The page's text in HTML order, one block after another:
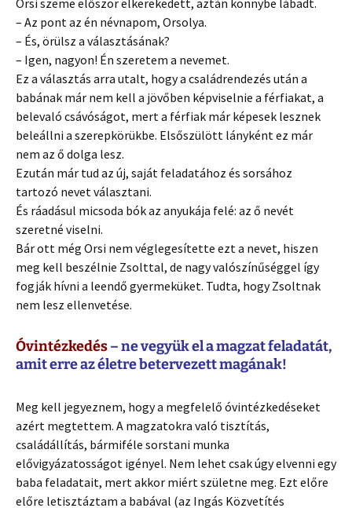
Orsi szeme először elkerekedett, aztán könnybe lábadt.
– Az pont az én névnapom, Orsolya.
– És, örülsz a választásának?
– Igen, nagyon! Én szeretem a nevemet.
Ez a választás arra utalt, hogy a családrendezés után a
babának már nem kell a jövőben képviselnie a férfiakat, a
belevaló csávóságot, mert a férfiak már képesek lesznek
beleállni a szerepkörükbe. Elsőszülött lányként ez már
nem az ő dolga lesz.
Ezután már tud az új, saját feladatához és sorsához
tartozó nevet választani.
És ráadásul micsoda bók az anyukája felé: az ő nevét
szeretné viselni.
Bár ott még Orsi nem véglegesítette ezt a nevet, hiszen
meg kell beszélnie Zsolttal, de nagy valószínűséggel így
fogják hívni a leendő gyermeküket. Tudta, hogy Zsoltnak
nem lesz ellenvetése.
Óvintézkedés– ne vegyük el a magzat feladatát,
amit erre az életre betervezett magának!
Meg kell jegyeznem, hogy a megfelelő óvintézkedéseket
azért megtettem. A magzatokra való tisztítás,
családállítás, bármiféle sorstani munka
elővigyázatosságot igényel. Nem lehet csak úgy elvenni egy
baba feladatait, mert akkor miért születne meg. Ezt előre
előre letisztáztam a babával (az Ingás Közvetítés